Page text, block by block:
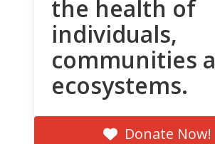
the health of
individuals,
communities
ecosystems.
Donate Now!